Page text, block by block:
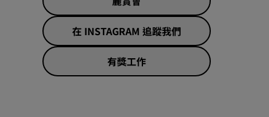
在 INSTAGRAM 追蹤我們
有獎工作